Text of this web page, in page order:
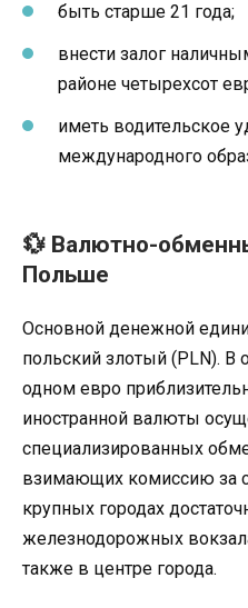
быть старше 21 года;
внести залог
районе четырехсот
иметь водительское
международного
💱 Валютно-
Польше
Основной денежной
польский злотый (PLN). В
одном евро
иностранной валюты
специализированных
взимающих комиссию за
крупных городах
железнодорожных
также в центре города.